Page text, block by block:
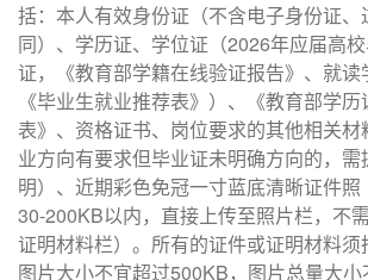
括：本人有效身份证（不含电子身份证、
同）、学历证、学位证（2026年应届高
证，《教育部学籍在线验证报告》、就读
《毕业生就业推荐表》）、《教育部学
表》、资格证书、岗位要求的其他相关
业方向有要求但毕业证未明确方向的，需
明）、近期彩色免冠一寸蓝底清晰证件
30-200KB以内，直接上传至照片栏，不
证明材料栏）。所有的证件或证明材料
图片大小不宜超过500KB，图片总量大